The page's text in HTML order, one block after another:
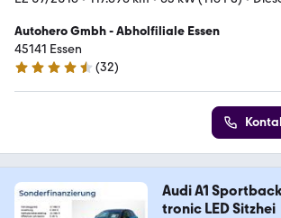
Autohero Gmbh - Abholfiliale Essen
45141 Essen
4.7 Sterne
(32)
Audi A1
tronic LED Sitzhei